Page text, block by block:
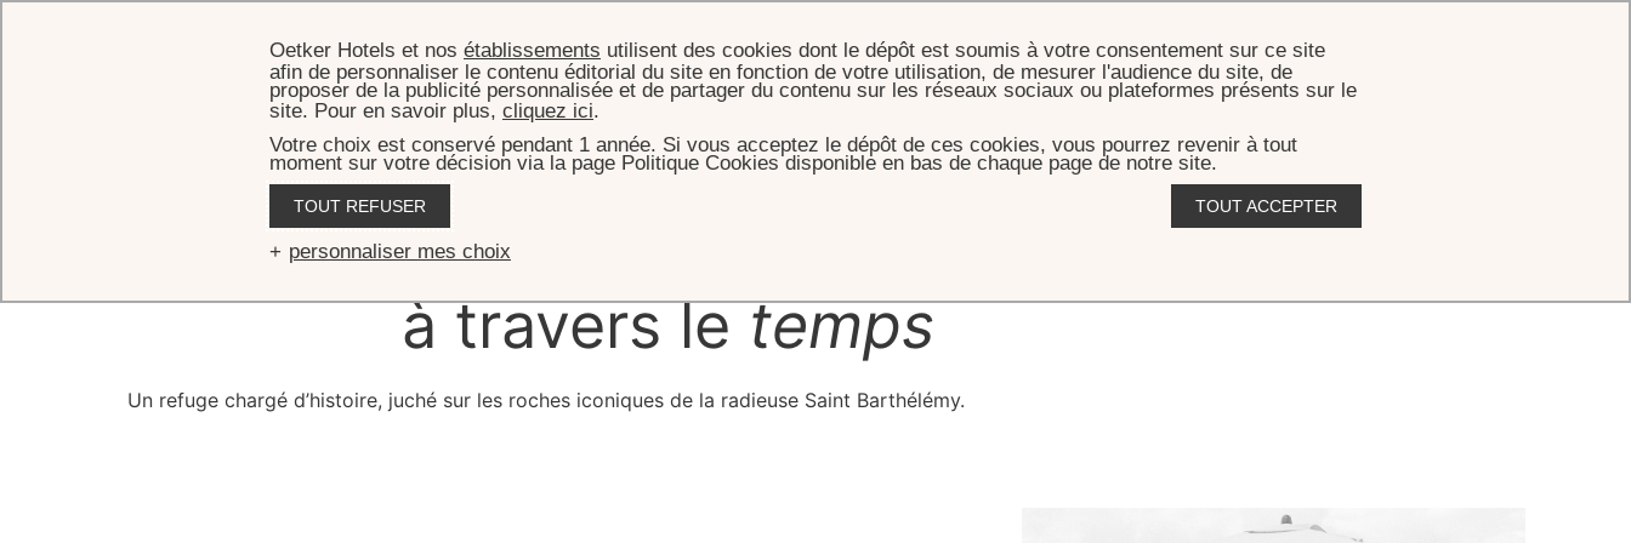
L’Eden Rock - St Barths
à travers letemps
Un refuge chargé d’histoire, juché sur les roches iconiques de la radieuse Saint Barthélémy.
Oetker Hotels et nos établissements utilisent des cookies dont le dépôt est soumis à votre consentement sur ce site
afin de personnaliser le contenu éditorial du site en fonction de votre utilisation, de mesurer l'audience du site, de
proposer de la publicité personnalisée et de partager du contenu sur les réseaux sociaux ou plateformes présents sur le
site. Pour en savoir plus, cliquez ici.
Votre choix est conservé pendant 1 année. Si vous acceptez le dépôt de ces cookies, vous pourrez revenir à tout
moment sur votre décision via la page Politique Cookies disponible en bas de chaque page de notre site.
TOUT REFUSER TOUT ACCEPTER
personnaliser mes choix